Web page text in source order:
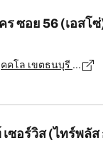
ซอย 56 (เอสโซ่
176/3 ถ.เจริญนคร แขวงบุคคโล เขตธนบุรี กรุงเทพมหานคร, กรุงเทพมหานคร - 10600
เซอร์วิส (ไทร์พลั